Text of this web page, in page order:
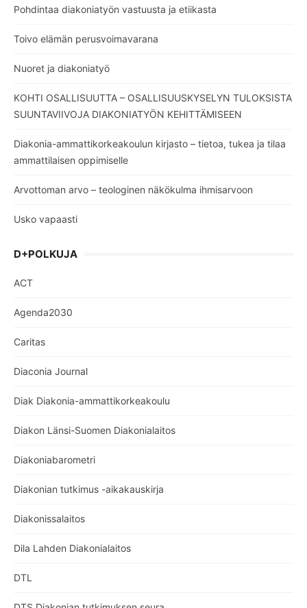
Pohdintaa diakoniatyön vastuusta ja etiikasta
Toivo elämän perusvoimavarana
Nuoret ja diakoniatyö
KOHTI OSALLISUUTTA – OSALLISUUSKYSELYN TULOKSISTA
SUUNTAVIIVOJA DIAKONIATYÖN KEHITTÄMISEEN
Diakonia-ammattikorkeakoulun kirjasto – tietoa, tukea ja tilaa
ammattilaisen oppimiselle
Arvottoman arvo – teologinen näkökulma ihmisarvoon
Usko vapaasti
D+POLKUJA
ACT
Agenda2030
Caritas
Diaconia Journal
Diak Diakonia-ammattikorkeakoulu
Diakon Länsi-Suomen Diakonialaitos
Diakoniabarometri
Diakonian tutkimus -aikakauskirja
Diakonissalaitos
Dila Lahden Diakonialaitos
DTL